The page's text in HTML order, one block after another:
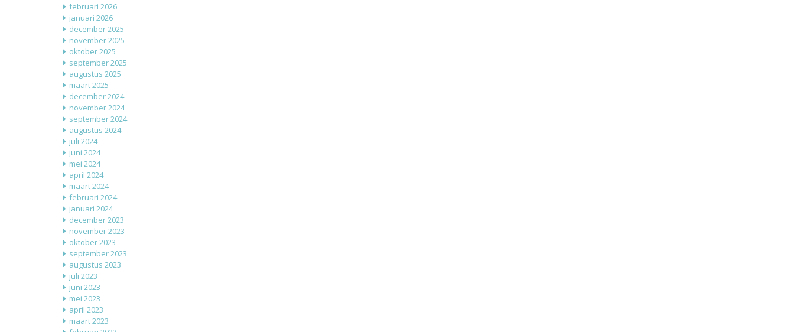
februari 2026
januari 2026
december 2025
november 2025
oktober 2025
september 2025
augustus 2025
maart 2025
december 2024
november 2024
september 2024
augustus 2024
juli 2024
juni 2024
mei 2024
april 2024
maart 2024
februari 2024
januari 2024
december 2023
november 2023
oktober 2023
september 2023
augustus 2023
juli 2023
juni 2023
mei 2023
april 2023
maart 2023